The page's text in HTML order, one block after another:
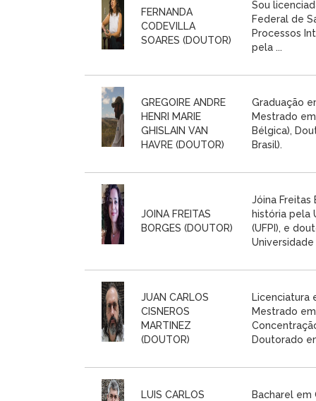
FERNANDA
CODEVILLA
SOARES (DOUTOR)
Sou
Federal de
Processos
pela ...
GREGOIRE ANDRE
HENRI MARIE
GHISLAIN VAN
HAVRE (DOUTOR)
Graduação
Mestrado
Bélgica),
Brasil).
JOINA FREITAS
BORGES (DOUTOR)
Jóina
história pela
(UFPI), e
Universidade
JUAN CARLOS
CISNEROS
MARTINEZ
(DOUTOR)
Licenciatura
Mestrado
Doutorado
LUIS CARLOS
Bacharel em